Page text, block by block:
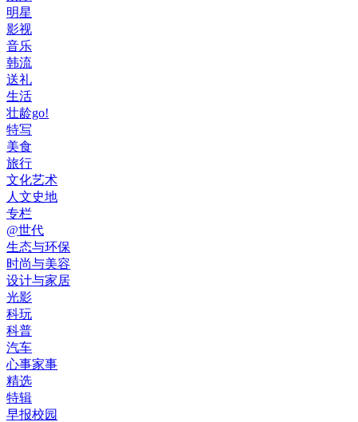
明星
影视
音乐
韩流
送礼
生活
壮龄go!
特写
美食
旅行
文化艺术
人文史地
专栏
@世代
生态与环保
时尚与美容
设计与家居
光影
科玩
科普
汽车
心事家事
精选
特辑
早报校园